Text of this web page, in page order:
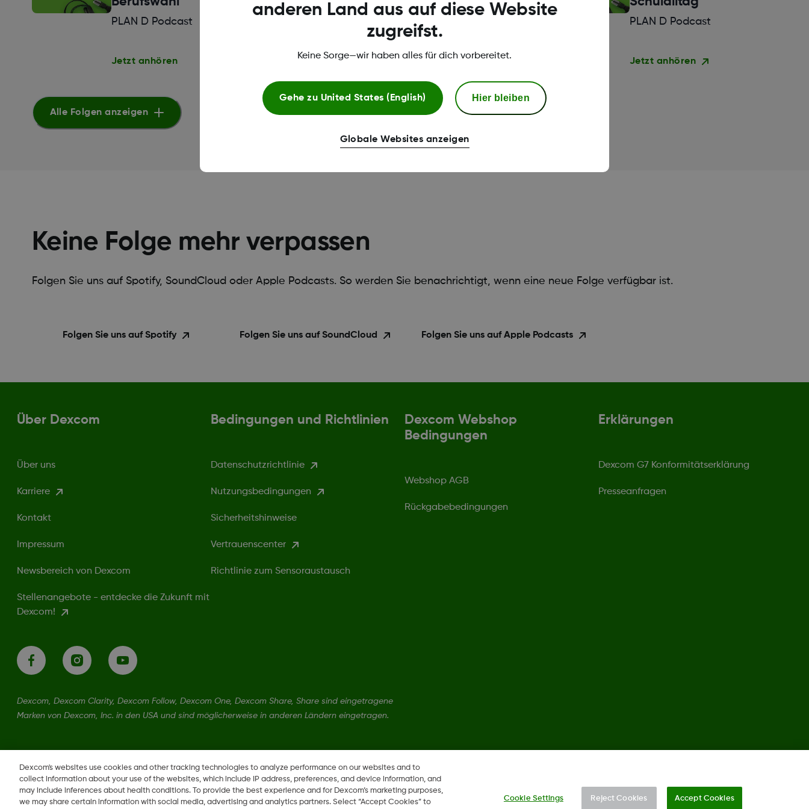
PLAN D Podcast
Jetzt anhören
PLAN D Podcast
Jetzt anhören
PLAN D Podcast
Jetzt anhören
Alle Folgen anzeigen
Keine Folge mehr verpassen
Folgen Sie uns auf Spotify, SoundCloud oder Apple Podcasts. So werden Sie benachrichtigt, wenn eine neue Folge verfügbar ist.
Folgen Sie uns auf Spotify Folgen Sie uns auf SoundCloud Folgen Sie uns auf Apple Podcasts
Über Dexcom
Über uns
Karriere
Kontakt
Impressum
Newsbereich von Dexcom
Stellenangebote - entdecke die Zukunft mit
Dexcom!
Bedingungen und Richtlinien
Datenschutzrichtlinie
Nutzungsbedingungen
Sicherheitshinweise
Vertrauenscenter
Richtlinie zum Sensoraustausch
Dexcom Webshop
Bedingungen
Webshop AGB
Rückgabebedingungen
Erklärungen
Dexcom G7 Konformitätserklärung
Presseanfragen
Dexcom, Dexcom Clarity, Dexcom Follow, Dexcom One, Dexcom Share, Share sind eingetragene
Marken von Dexcom, Inc. in den USA und sind möglicherweise in anderen Ländern eingetragen.
Dexcom's websites use cookies and other tracking technologies to analyze performance on our websites and to
collect information about your use of the websites, which include IP address, preferences, and device information, and
may include inferences about health conditions. To provide the best experience and for Dexcom’s marketing purposes,
we may share certain information with social media, advertising and analytics partners. Select “Accept Cookies” to
Cookie Settings Reject Cookies Accept Cookies
anderen Land aus auf diese Website
zugreifst.
Keine Sorge—wir haben alles für dich vorbereitet.
Gehe zu United States (English) Hier bleiben
Globale Websites anzeigen